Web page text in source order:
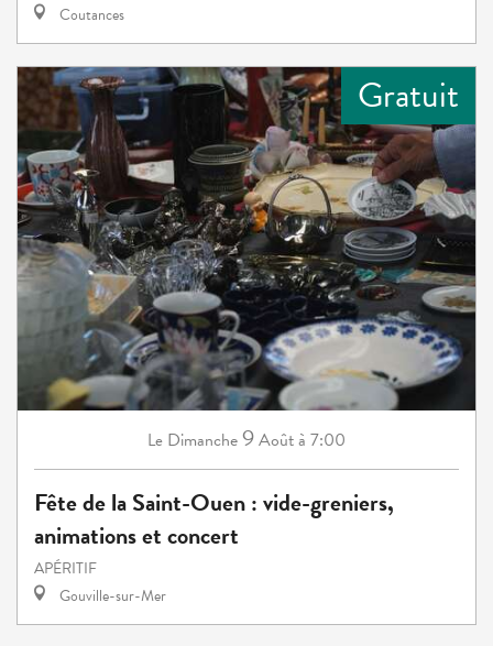
Coutances
Gratuit
Le Dimanche9Aoûtà 7:00
Fête de la Saint-Ouen : vide-greniers,
animations et concert
APÉRITIF
Gouville-sur-Mer